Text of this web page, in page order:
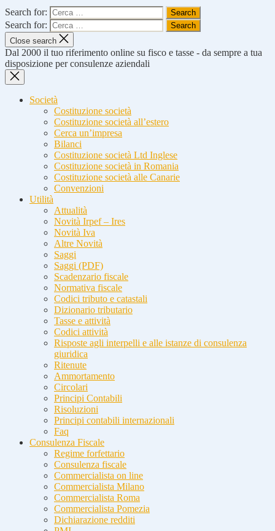
Search for:
Search for:
Close search
Dal 2000 il tuo riferimento online su fisco e tasse - da sempre a tua
disposizione per consulenze aziendali
Società
Costituzione società
Costituzione società all’estero
Cerca un’impresa
Bilanci
Costituzione società Ltd Inglese
Costituzione società in Romania
Costituzione società alle Canarie
Convenzioni
Utilità
Attualità
Novità Irpef – Ires
Novità Iva
Altre Novità
Saggi
Saggi (PDF)
Scadenzario fiscale
Normativa fiscale
Codici tributo e catastali
Dizionario tributario
Tasse e attività
Codici attività
Risposte agli interpelli e alle istanze di consulenza
giuridica
Ritenute
Ammortamento
Circolari
Principi Contabili
Risoluzioni
Principi contabili internazionali
Faq
Consulenza Fiscale
Regime forfettario
Consulenza fiscale
Commercialista on line
Commercialista Milano
Commercialista Roma
Commercialista Pomezia
Dichiarazione redditi